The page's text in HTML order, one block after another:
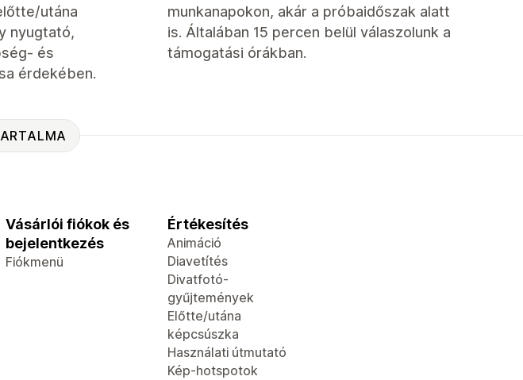
utána
nyugtató,
és
érdekében.
munkanapokon, akár a próbaidőszak alatt
is. Általában 15 percen belül válaszolunk a
támogatási órákban.
Vásárlói fiókok és
bejelentkezés
Fiókmenü
Értékesítés
Animáció
Diavetítés
Divatfotó-
gyűjtemények
Előtte/utána
képcsúszka
Használati útmutató
Kép-hotspotok